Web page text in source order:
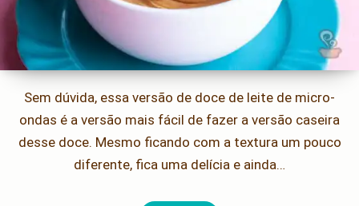
Sem dúvida, essa versão de doce de leite de micro-
ondas é a versão mais fácil de fazer a versão caseira
desse doce. Mesmo ficando com a textura um pouco
diferente, fica uma delícia e ainda…